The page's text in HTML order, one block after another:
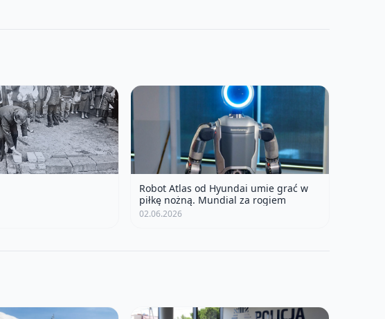
Robot Atlas od Hyundai umie grać w
piłkę nożną. Mundial za rogiem
02.06.2026